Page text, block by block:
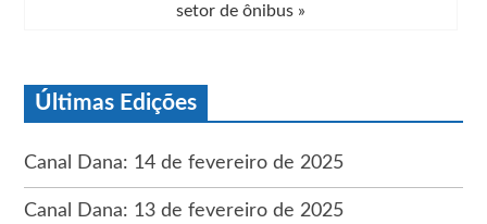
setor de ônibus »
Últimas Edições
Canal Dana: 14 de fevereiro de 2025
Canal Dana: 13 de fevereiro de 2025